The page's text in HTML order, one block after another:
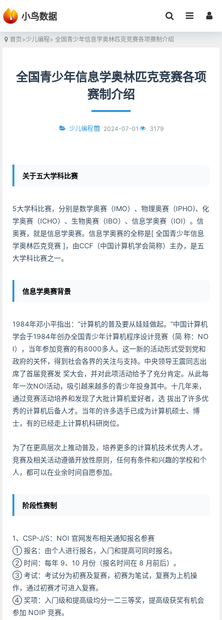
小鸟数据
首页>少儿编程> 全国青少年信息学奥林匹克竞赛各项赛制介绍
全国青少年信息学奥林匹克竞赛各项
赛制介绍
少儿编程 2024-07-01 3179
关于五大学科比赛
5大学科比赛，分别是数学奥赛（IMO）、物理奥赛（IPHO)、化
学奥赛（ICHO）、生物奥赛（IBO）、信息学奥赛（IOI）。信
奥赛，就是信息学奥赛。信息学奥赛的全称是[ 全国青少年信息
学奥林匹克竞赛 ]，由CCF（中国计算机学会简称）主办，是五
大学科比赛之一。
信息学奥赛背景
1984年邓小平指出：“计算机的普及要从娃娃做起。”中国计算机
学会于1984年创办全国青少年计算机程序设计竞赛（简 称：NO
I），当年参加竞赛的有8000多人。这一新的活动形式受到党和
政府的关怀，得到社会各界的关注与支持。中央领导王震同志出
席了首届竞赛发 奖大会，并对此项活动给予了充分肯定。从此每
年一次NOI活动，吸引越来越多的青少年投身其中。十几年来，
通过竞赛活动培养和发现了大批计算机爱好者，选 拔出了许多优
秀的计算机后备人才。当年的许多选手已成为计算机硕士、博
士，有的已经走上计算机科研岗位。
为了在更高层次上推动普及，培养更多的计算机技术优秀人才。
竞赛及相关活动遵循开放性原则，任何有条件和兴趣的学校和个
人，都可以在业余时间自愿参加。
阶段性赛制
1、CSP-J/S：NOI 官网发布相关通知报名参赛
① 报名：由个人进行报名，入门和提高可同时报名。
② 时间：每年 9、10 月份（报名时间在 8 月前后）。
③ 考试：考试分为初赛及复赛，初赛为笔试，复赛为上机操
作，通过初赛才可进入复赛。
④ 奖项：入门级和提高级均分一二三等奖，提高级获奖有机会
参加 NOIP 竞赛。